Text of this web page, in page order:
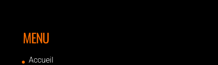
MENU
Accueil